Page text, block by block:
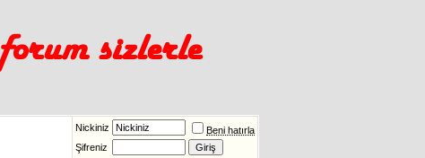
Nickiniz
Beni hatırla
Şifreniz